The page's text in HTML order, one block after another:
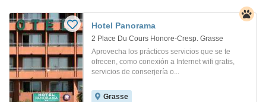
Hotel Panorama
2 Place Du Cours Honore-Cresp. Grasse
Aprovecha los prácticos servicios que se te
ofrecen, como conexión a Internet wifi gratis,
servicios de conserjería o...
Grasse